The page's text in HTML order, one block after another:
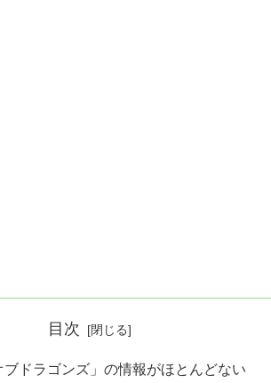
目次
ブドラゴンズ」の情報がほとんどない